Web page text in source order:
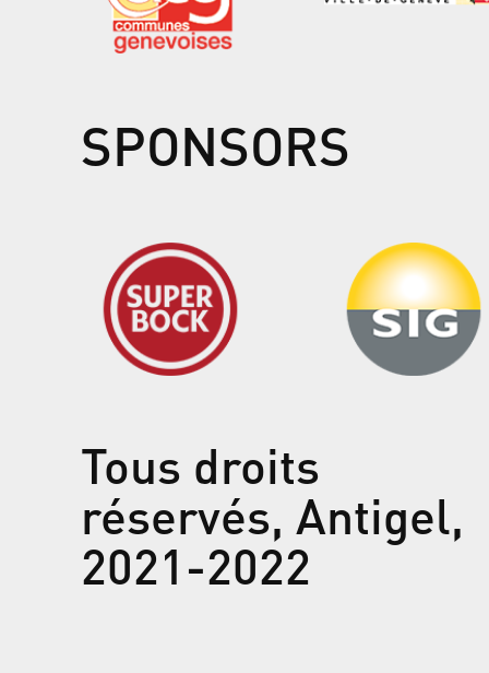
SPONSORS
Tous droits
réservés, Antigel,
2021-2022